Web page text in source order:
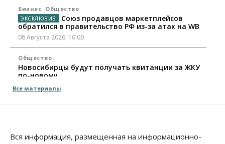
Бизнес Общество
Союз продавцов маркетплейсов
обратился в правительство РФ из-за атак на WB
08 Августа 2026, 10:00
Общество
Новосибирцы будут получать квитанции за ЖКУ
по-новому
08 Августа 2026, 09:00
07 Августа 2026, 19:00
Все материалы
Вся информация, размещенная на информационно-